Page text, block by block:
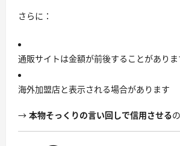
さらに：
通販サイトは金額が前後することがありま
海外加盟店と表示される場合があります
→ 本物そっくりの言い回しで信用させる